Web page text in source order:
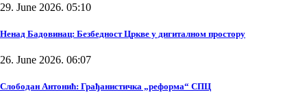
29. June 2026. 05:10
Ненад Бадовинац: Безбедност Цркве у дигиталном простору
26. June 2026. 06:07
Слободан Антонић: Грађанистичка „реформа“ СПЦ